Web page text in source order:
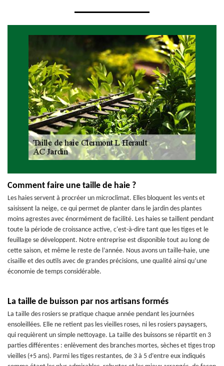
Comment faire une taille de haie ?
Les haies servent à procréer un microclimat. Elles bloquent les vents et
saisissent la neige, ce qui permet de planter dans le jardin des plantes
moins agrestes avec énormément de facilité. Les haies se taillent pendant
toute la période de croissance active, c'est-à-dire tant que les tiges et le
feuillage se développent. Notre entreprise est disponible tout au long de
cette saison, et même le reste de l’année. Nous avons un taille-haie, une
cisaille et des outils avec de grandes précisions, une qualité ainsi qu’une
économie de temps considérable.
La taille de buisson par nos artisans formés
La taille des rosiers se pratique chaque année pendant les journées
ensoleillées. Elle ne retient pas les vieilles roses, ni les rosiers paysagers,
qui requièrent un simple nettoyage. La taille des buissons se répartit en 3
parties différentes : enlèvement des branches mortes, sèches et tiges trop
vieilles (+5 ans). Parmi les tiges restantes, de 3 à 5 d’entre eux indiqués